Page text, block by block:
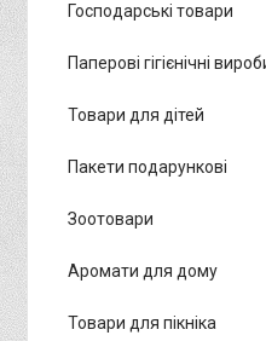
Господарські товари
Паперові гігієнічні
Товари для дітей
Пакети подарункові
Зоотовари
Аромати для дому
Товари для пікніка